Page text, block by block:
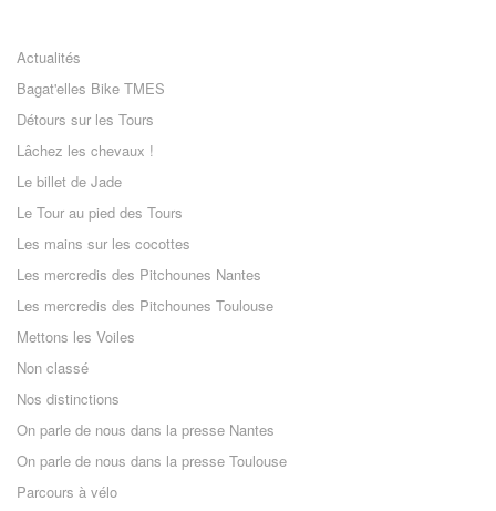
Actualités
Bagat'elles Bike TMES
Détours sur les Tours
Lâchez les chevaux !
Le billet de Jade
Le Tour au pied des Tours
Les mains sur les cocottes
Les mercredis des Pitchounes Nantes
Les mercredis des Pitchounes Toulouse
Mettons les Voiles
Non classé
Nos distinctions
On parle de nous dans la presse Nantes
On parle de nous dans la presse Toulouse
Parcours à vélo